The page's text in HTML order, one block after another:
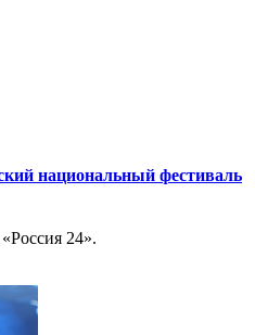
национальный фестиваль
24».